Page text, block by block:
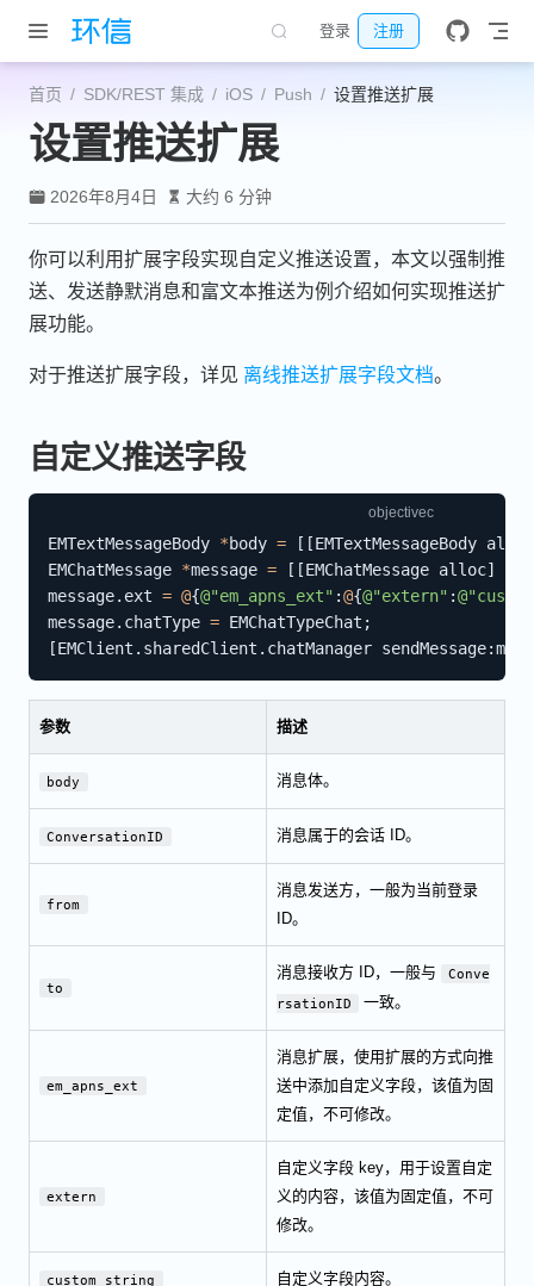
跳至主要內容
登录 注册
首页 SDK/REST 集成 iOS Push 设置推送扩展
设置推送扩展
2026年8月4日 大约 6 分钟
你可以利用扩展字段实现自定义推送设置，本文以强制推
送、发送静默消息和富文本推送为例介绍如何实现推送扩
展功能。
对于推送扩展字段，详见 离线推送扩展字段文档。
自定义推送字段
EMTextMessageBody *body = [ [EMTextMessageBody alloc
EMChatMessage *message = [ [EMChatMessage alloc]
message. ext = @{@"em_apns_ext" :@{@"extern" :
message. chatType = EMChatTypeChat ;
[EMClient . sharedClient . chatManager sendMessage:
参数 描述
body 消息体。
ConversationID 消息属于的会话 ID。
from
消息发送方，一般为当前登录
ID。
to
消息接收方 ID，一般与
Conve
rsationID
一致。
em_apns_ext
消息扩展，使用扩展的方式向推
送中添加自定义字段，该值为固
定值，不可修改。
extern
自定义字段 key，用于设置自定
义的内容，该值为固定值，不可
修改。
custom string 自定义字段内容。